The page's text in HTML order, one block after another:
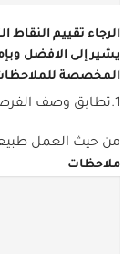
يشير إلى الافضل
المخصصة
1.تطابق وصف الفرصة التطوعية مع ما وجدته على أرض الواقع
من حيث العمل
ملاحظات